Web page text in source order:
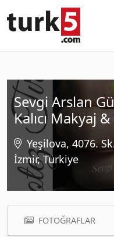
Sevgi Arslan
Kalıcı Makyaj &
Yeşilova, 4076.
İzmir, Türkiye
FOTOĞRAFLAR